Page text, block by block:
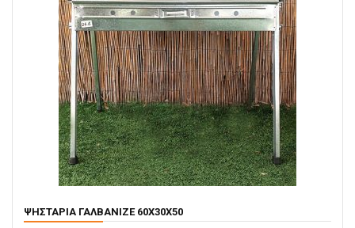
ΨΗΣΤΑΡΙΆ ΓΑΛΒΑΝΙΖΈ 60X30X50